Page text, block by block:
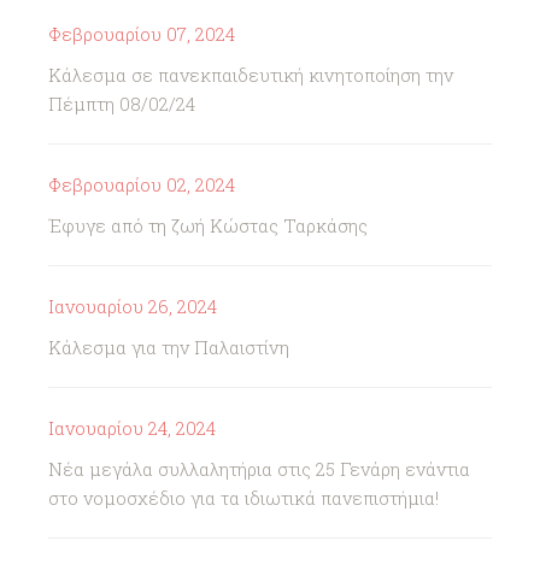
Φεβρουαρίου 07, 2024
Κάλεσμα σε πανεκπαιδευτική κινητοποίηση την
Πέμπτη 08/02/24
Φεβρουαρίου 02, 2024
Έφυγε από τη ζωή Κώστας Ταρκάσης
Ιανουαρίου 26, 2024
Κάλεσμα για την Παλαιστίνη
Ιανουαρίου 24, 2024
Νέα μεγάλα συλλαλητήρια στις 25 Γενάρη ενάντια
στο νομοσχέδιο για τα ιδιωτικά πανεπιστήμια!